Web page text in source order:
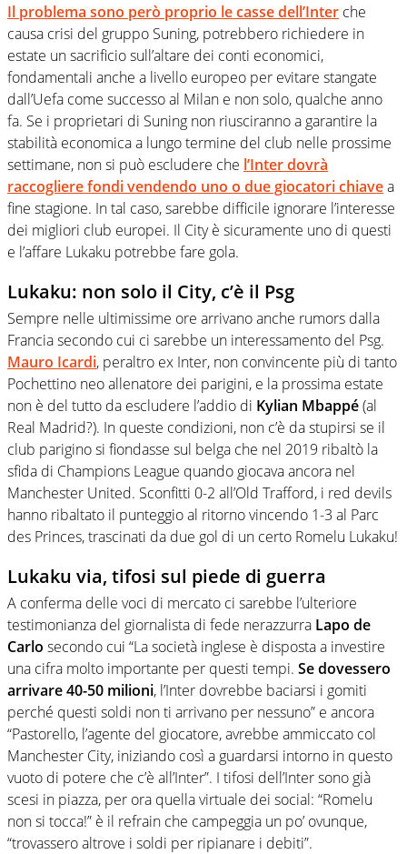
Il problema sono però proprio le casse dell’Inter che
causa crisi del gruppo Suning, potrebbero richiedere in
estate un sacrificio sull’altare dei conti economici,
fondamentali anche a livello europeo per evitare stangate
dall’Uefa come successo al Milan e non solo, qualche anno
fa. Se i proprietari di Suning non riusciranno a garantire la
stabilità economica a lungo termine del club nelle prossime
settimane, non si può escludere che l’Inter dovrà
raccogliere fondi vendendo uno o due giocatori chiavea
fine stagione. In tal caso, sarebbe difficile ignorare l’interesse
dei migliori club europei. Il City è sicuramente uno di questi
e l’affare Lukaku potrebbe fare gola.
Lukaku: non solo il City, c’è il Psg
Sempre nelle ultimissime ore arrivano anche rumors dalla
Francia secondo cui ci sarebbe un interessamento del Psg.
Mauro Icardi, peraltro ex Inter, non convincente più di tanto
Pochettino neo allenatore dei parigini, e la prossima estate
non è del tutto da escludere l’addio di Kylian Mbappé(al
Real Madrid?). In queste condizioni, non c’è da stupirsi se il
club parigino si fiondasse sul belga che nel 2019 ribaltò la
sfida di Champions League quando giocava ancora nel
Manchester United. Sconfitti 0-2 all’Old Trafford, i red devils
hanno ribaltato il punteggio al ritorno vincendo 1-3 al Parc
des Princes, trascinati da due gol di un certo Romelu Lukaku!
Lukaku via, tifosi sul piede di guerra
A conferma delle voci di mercato ci sarebbe l’ulteriore
testimonianza del giornalista di fede nerazzurra Lapo de
Carlo secondo cui “La società inglese è disposta a investire
una cifra molto importante per questi tempi. Se dovessero
arrivare 40-50 milioni, l’Inter dovrebbe baciarsi i gomiti
perché questi soldi non ti arrivano per nessuno” e ancora
“Pastorello, l’agente del giocatore, avrebbe ammiccato col
Manchester City, iniziando così a guardarsi intorno in questo
vuoto di potere che c’è all’Inter”. I tifosi dell’Inter sono già
scesi in piazza, per ora quella virtuale dei social: “Romelu
non si tocca!” è il refrain che campeggia un po’ ovunque,
“trovassero altrove i soldi per ripianare i debiti”.